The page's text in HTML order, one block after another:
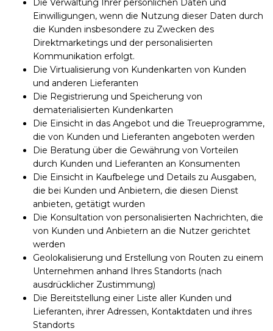
Einwilligungen, wenn die Nutzung dieser Daten durch
die Kunden insbesondere zu Zwecken des
Direktmarketings und der personalisierten
Kommunikation erfolgt.
Die Virtualisierung von Kundenkarten von Kunden
und anderen Lieferanten
Die Registrierung und Speicherung von
dematerialisierten Kundenkarten
Die Einsicht in das Angebot und die Treueprogramme,
die von Kunden und Lieferanten angeboten werden
Die Beratung über die Gewährung von Vorteilen
durch Kunden und Lieferanten an Konsumenten
Die Einsicht in Kaufbelege und Details zu Ausgaben,
die bei Kunden und Anbietern, die diesen Dienst
anbieten, getätigt wurden
Die Konsultation von personalisierten Nachrichten, die
von Kunden und Anbietern an die Nutzer gerichtet
werden
Geolokalisierung und Erstellung von Routen zu einem
Unternehmen anhand Ihres Standorts (nach
ausdrücklicher Zustimmung)
Die Bereitstellung einer Liste aller Kunden und
Lieferanten, ihrer Adressen, Kontaktdaten und ihres
Standorts